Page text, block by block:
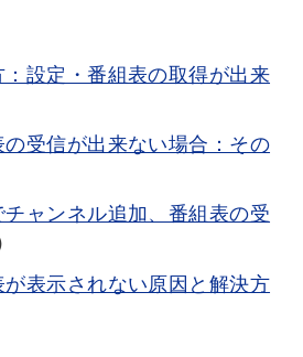
：設定・番組表の取得が出来
の受信が出来ない場合：その
ャンネル追加、番組表の受
が表示されない原因と解決方